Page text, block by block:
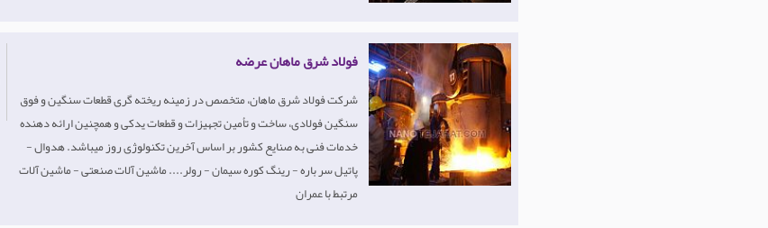
فولاد شرق ماهان عرضه
شرکت فولاد شرق ماهان، متخصص در زمینه ریخته گری قطعات سنگین و فوق
سنگین فولادی، ساخت و تأمین تجهیزات و قطعات یدکی و همچنین ارائه دهنده
خدمات فنی به صنایع کشور بر اساس آخرین تکنولوژی روز میباشد. هدوال -
پاتیل سر باره - رینگ کوره سیمان - رولر.... ماشین آلات صنعتی - ماشین آلات
مرتبط با عمران